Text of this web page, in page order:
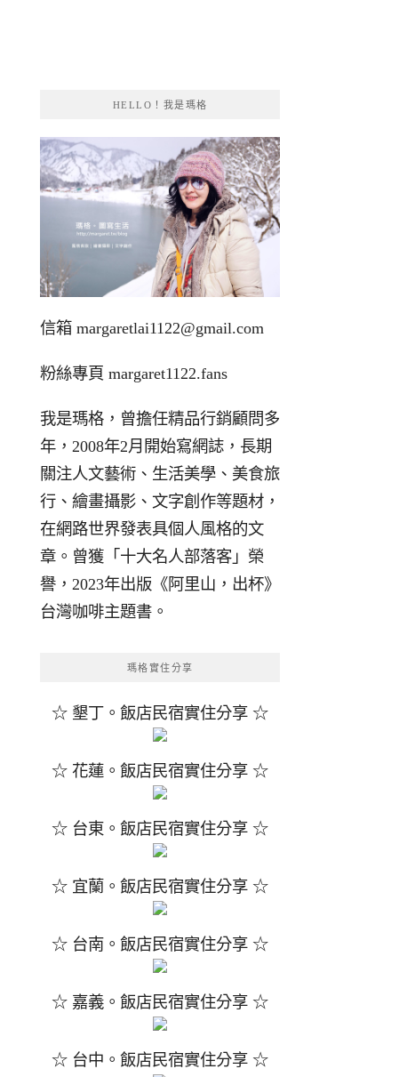
HELLO！我是瑪格
信箱 margaretlai1122@gmail.com
粉絲專頁 margaret1122.fans
我是瑪格，曾擔任精品行銷顧問多
年，2008年2月開始寫網誌，長期
關注人文藝術、生活美學、美食旅
行、繪畫攝影、文字創作等題材，
在網路世界發表具個人風格的文
章。曾獲「十大名人部落客」榮
譽，2023年出版《阿里山，出杯》
台灣咖啡主題書。
瑪格實住分享
☆ 墾丁。飯店民宿實住分享 ☆
☆ 花蓮。飯店民宿實住分享 ☆
☆ 台東。飯店民宿實住分享 ☆
☆ 宜蘭。飯店民宿實住分享 ☆
☆ 台南。飯店民宿實住分享 ☆
☆ 嘉義。飯店民宿實住分享 ☆
☆ 台中。飯店民宿實住分享 ☆